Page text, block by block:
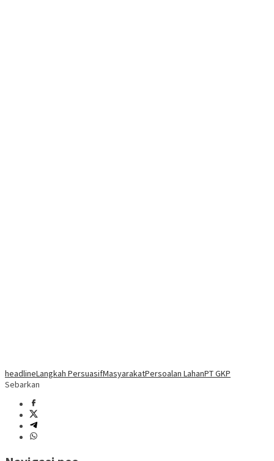
headlineLangkah PersuasifMasyarakatPersoalan LahanPT GKP
Sebarkan